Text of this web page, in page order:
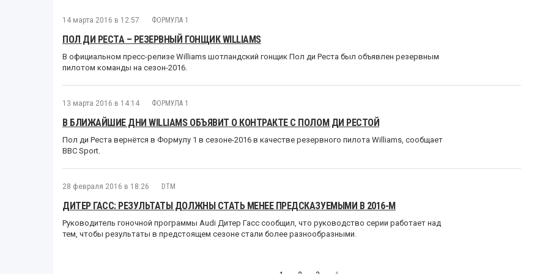
14 марта 2016 в 12:57 ФОРМУЛА 1
ПОЛ ДИ РЕСТА – РЕЗЕРВНЫЙ ГОНЩИК WILLIAMS
В официальном пресс-релизе Williams шотландский гонщик Пол ди Реста был объявлен резервным
пилотом команды на сезон-2016.
13 марта 2016 в 14:14 ФОРМУЛА 1
В БЛИЖАЙШИЕ ДНИ WILLIAMS ОБЪЯВИТ О КОНТРАКТЕ С ПОЛОМ ДИ РЕСТОЙ
Пол ди Реста вернётся в Формулу 1 в сезоне-2016 в качестве резервного пилота Williams, сообщает
BBC Sport.
28 февраля 2016 в 18:26 DTM
ДИТЕР ГАСС: РЕЗУЛЬТАТЫ ДОЛЖНЫ СТАТЬ МЕНЕЕ ПРЕДСКАЗУЕМЫМИ В 2016-М
Руководитель гоночной программы Audi Дитер Гасс сообщил, что руководство серии работает над
тем, чтобы результаты в предстоящем сезоне стали более разнообразными.